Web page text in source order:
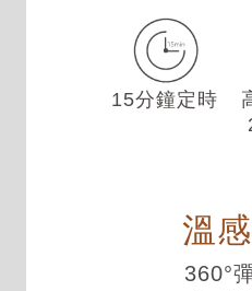
15分鐘定時
溫
360°